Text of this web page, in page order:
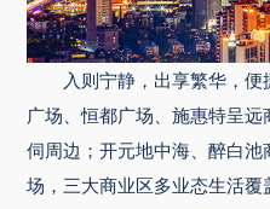
入则宁静，出享繁华，
广场、恒都广场、施惠特呈
伺周边；开元地中海、醉白
场，三大商业区多业态生活覆